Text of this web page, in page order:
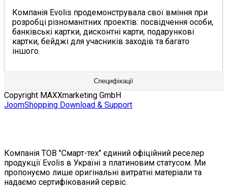
Компанія Evolis продемонструвала свої вміння при
розробці різноманітних проектів: посвідчення особи,
банківські картки, дисконтні карти, подарункові
картки, бейджі для учасників заходів та багато
іншого.
Специфікації
Copyright MAXXmarketing GmbH
JoomShopping Download & Support
Компанія ТОВ "Смарт-тех" єдиний офіційний реселер
продукції Evolis в Україні з платиновим статусом. Ми
пропонуємо лише оригінальні витратні матеріали та
надаємо сертифікований сервіс.